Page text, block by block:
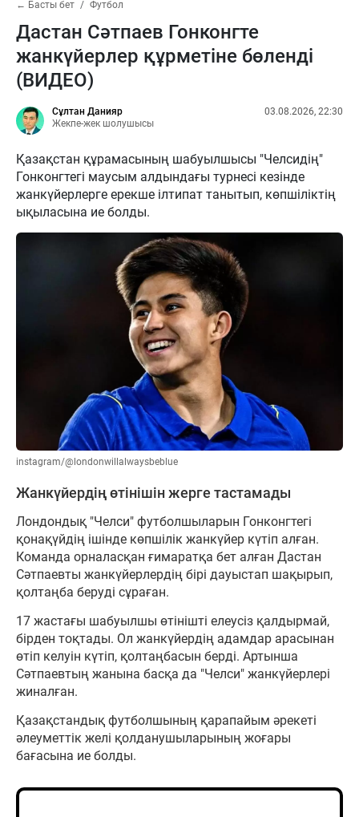
← Басты бет Футбол
Дастан Сәтпаев Гонконгте
жанкүйерлер құрметіне бөленді
(ВИДЕО)
Сұлтан Данияр
Жекпе-жек шолушысы
03.08.2026, 22:30
Қазақстан құрамасының шабуылшысы "Челсидің"
Гонконгтегі маусым алдындағы турнесі кезінде
жанкүйерлерге ерекше ілтипат танытып, көпшіліктің
ықыласына ие болды.
instagram/@londonwillalwaysbeblue
Жанкүйердің өтінішін жерге тастамады
Лондондық "Челси" футболшыларын Гонконгтегі
қонақүйдің ішінде көпшілік жанкүйер күтіп алған.
Команда орналасқан ғимаратқа бет алған Дастан
Сәтпаевты жанкүйерлердің бірі дауыстап шақырып,
қолтаңба беруді сұраған.
17 жастағы шабуылшы өтінішті елеусіз қалдырмай,
бірден тоқтады. Ол жанкүйердің адамдар арасынан
өтіп келуін күтіп, қолтаңбасын берді. Артынша
Сәтпаевтың жанына басқа да "Челси" жанкүйерлері
жиналған.
Қазақстандық футболшының қарапайым әрекеті
әлеуметтік желі қолданушыларының жоғары
бағасына ие болды.